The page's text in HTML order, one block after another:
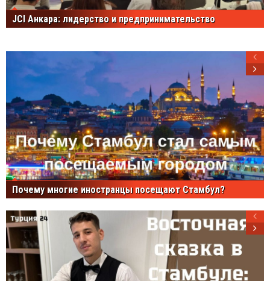
JCI Анкара: лидерство и предпринимательство
Почему многие иностранцы посещают Стамбул?